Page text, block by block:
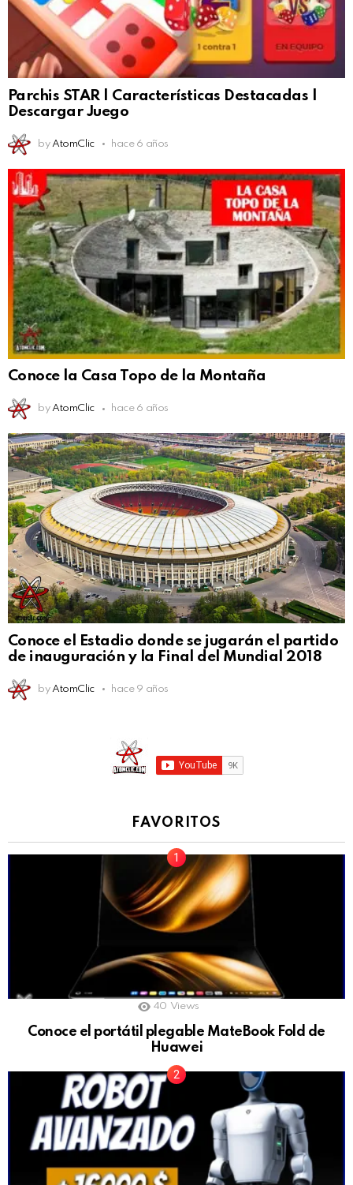
Parchis STAR | Características Destacadas |
Descargar Juego
by AtomClic hace 6 años
Conoce la Casa Topo de la Montaña
by AtomClic hace 6 años
Conoce el Estadio donde se jugarán el partido
de inauguración y la Final del Mundial 2018
by AtomClic hace 9 años
FAVORITOS
40 Views
Conoce el portátil plegable MateBook Fold de
Huawei